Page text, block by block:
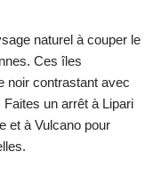
naturel à couper le
Ces îles
noir contrastant avec
Faites un arrêt à Lipari
et à Vulcano pour